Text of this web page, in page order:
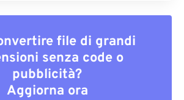
file di grandi
senza code o
pubblicità?
Aggiorna ora